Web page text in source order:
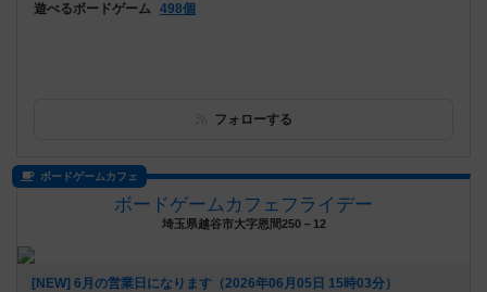
遊べるボードゲーム 498個
フォローする
ボードゲームカフェ
ボードゲームカフェフライデー
埼玉県越谷市大字恩間250－12
[NEW] 6月の営業日になります（2026年06月05日 15時03分）